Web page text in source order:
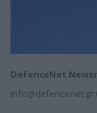
DefenceNet
info@defencenet.gr